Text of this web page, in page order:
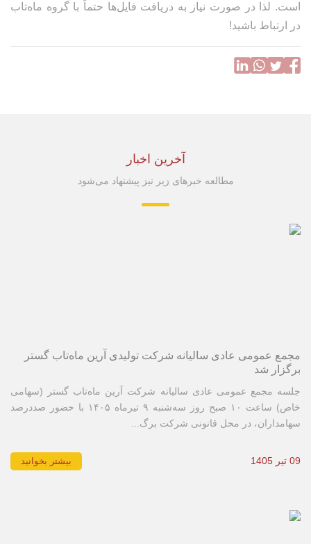
است. لذا در صورت نیاز به دریافت فایل‌ها حتماً با گروه ماه‌تاب
در ارتباط باشید!
آخرین اخبار
مطالعه خبرهای زیر نیز پیشنهاد می‌شود
مجمع عمومی عادی سالیانه شرکت تولیدی آرین ماه‌تاب گستر
برگزار شد
جلسه مجمع عمومی عادی سالیانه شرکت آرین ماه‌تاب گستر (سهامی
خاص) ساعت ۱۰ صبح روز سه‌شنبه ۹ تیرماه ۱۴۰۵ با حضور صددرصد
سهامداران، در محل قانونی شرکت برگ...
09 تیر 1405 بیشتر بخوانید